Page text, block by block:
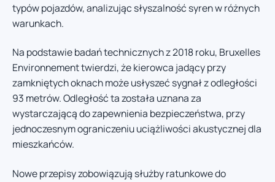
typów pojazdów, analizując słyszalność syren w różnych
warunkach.
Na podstawie badań technicznych z 2018 roku, Bruxelles
Environnement twierdzi, że kierowca jadący przy
zamkniętych oknach może usłyszeć sygnał z odległości
93 metrów. Odległość ta została uznana za
wystarczającą do zapewnienia bezpieczeństwa, przy
jednoczesnym ograniczeniu uciążliwości akustycznej dla
mieszkańców.
Nowe przepisy zobowiązują służby ratunkowe do